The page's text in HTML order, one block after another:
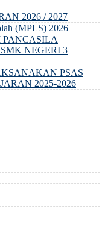
2026 / 2027
(MPLS) 2026
PANCASILA
NEGERI 3
PSAS
2025-2026